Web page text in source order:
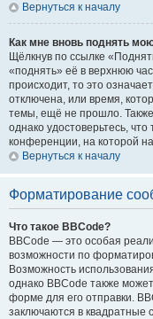
Вернуться к началу
Как мне вновь поднять
Щёлкнув по ссылке
«поднять» её в верхнюю
происходит, то это
отключена, или время,
темы, ещё не прошло.
однако удостоверьтесь,
конференции, на которой
Вернуться к началу
Форматирование
Что такое BBCode?
BBCode — это особая
возможности по
Возможность
однако BBCode также
форме для его отправки.
заключаются в квадратные